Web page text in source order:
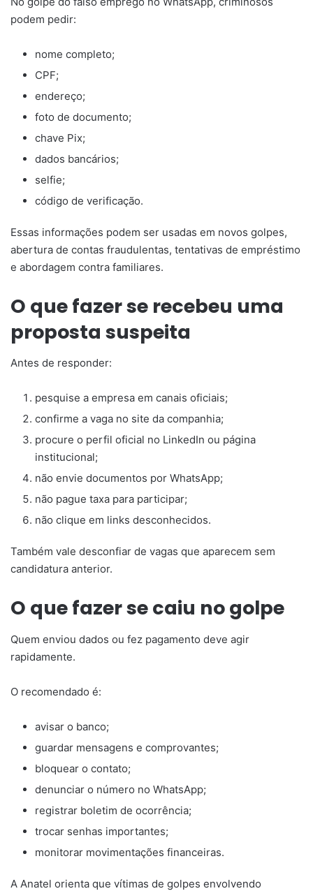
podem pedir:
nome completo;
CPF;
endereço;
foto de documento;
chave Pix;
dados bancários;
selfie;
código de verificação.
Essas informações podem ser usadas em novos golpes,
abertura de contas fraudulentas, tentativas de empréstimo
e abordagem contra familiares.
O que fazer se recebeu uma
proposta suspeita
Antes de responder:
pesquise a empresa em canais oficiais;
confirme a vaga no site da companhia;
procure o perfil oficial no LinkedIn ou página
institucional;
não envie documentos por WhatsApp;
não pague taxa para participar;
não clique em links desconhecidos.
Também vale desconfiar de vagas que aparecem sem
candidatura anterior.
O que fazer se caiu no golpe
Quem enviou dados ou fez pagamento deve agir
rapidamente.
O recomendado é:
avisar o banco;
guardar mensagens e comprovantes;
bloquear o contato;
denunciar o número no WhatsApp;
registrar boletim de ocorrência;
trocar senhas importantes;
monitorar movimentações financeiras.
A Anatel orienta que vítimas de golpes envolvendo